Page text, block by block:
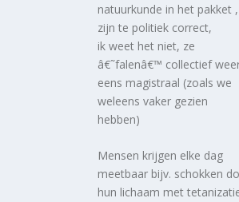
natuurkunde in het pakket ,
zijn te politiek correct,
ik weet het niet, ze
â€˜falenâ€™ collectief
eens magistraal (zoals we
weleens vaker gezien
hebben)
Mensen krijgen elke dag
meetbaar bijv. schokken
hun lichaam met